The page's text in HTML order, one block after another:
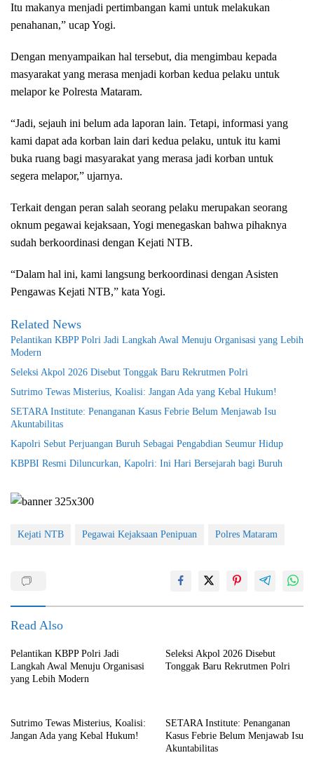
Itu makanya menjadi pertimbangan kami untuk melakukan
penahanan,” ucap Yogi.
Dengan menyampaikan hal tersebut, dia mengimbau kepada
masyarakat yang merasa menjadi korban kedua pelaku untuk
melapor ke Polresta Mataram.
“Jadi, sejauh ini belum ada laporan lain. Tetapi, informasi yang
kami dapat ada korban lain dari kedua pelaku, untuk itu kami
buka ruang bagi masyarakat yang merasa jadi korban untuk
segera melapor,” ujarnya.
Terkait dengan peran salah seorang pelaku merupakan seorang
oknum pegawai kejaksaan, Yogi menegaskan bahwa pihaknya
sudah berkoordinasi dengan Kejati NTB.
“Dalam hal ini, kami langsung berkoordinasi dengan Asisten
Pengawas Kejati NTB,” kata Yogi.
Related News
Pelantikan KBPP Polri Jadi Langkah Awal Menuju Organisasi yang Lebih
Modern
Seleksi Akpol 2026 Disebut Tonggak Baru Rekrutmen Polri
Sutrimo Tewas Misterius, Koalisi: Jangan Ada yang Kebal Hukum!
SETARA Institute: Penanganan Kasus Febrie Belum Menjawab Isu
Akuntabilitas
Kapolri Sebut Perjuangan Buruh Sebagai Pengabdian Seumur Hidup
KBPBI Resmi Diluncurkan, Kapolri: Ini Hari Bersejarah bagi Buruh
Kejati NTB Pegawai Kejaksaan Penipuan Polres Mataram
Read Also
Pelantikan KBPP Polri Jadi
Langkah Awal Menuju Organisasi
yang Lebih Modern
Seleksi Akpol 2026 Disebut
Tonggak Baru Rekrutmen Polri
Sutrimo Tewas Misterius, Koalisi:
Jangan Ada yang Kebal Hukum!
SETARA Institute: Penanganan
Kasus Febrie Belum Menjawab Isu
Akuntabilitas